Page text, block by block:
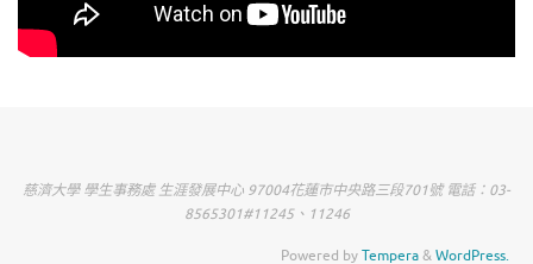
慈濟大學 學生事務處 生涯發展中心 97004花蓮市中央路三段701號 電話：03-
8565301#11245、11246
Powered byTempera&WordPress.